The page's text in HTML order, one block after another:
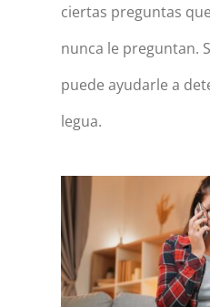
ciertas preguntas
nunca le preguntan.
puede ayudarle a
legua.